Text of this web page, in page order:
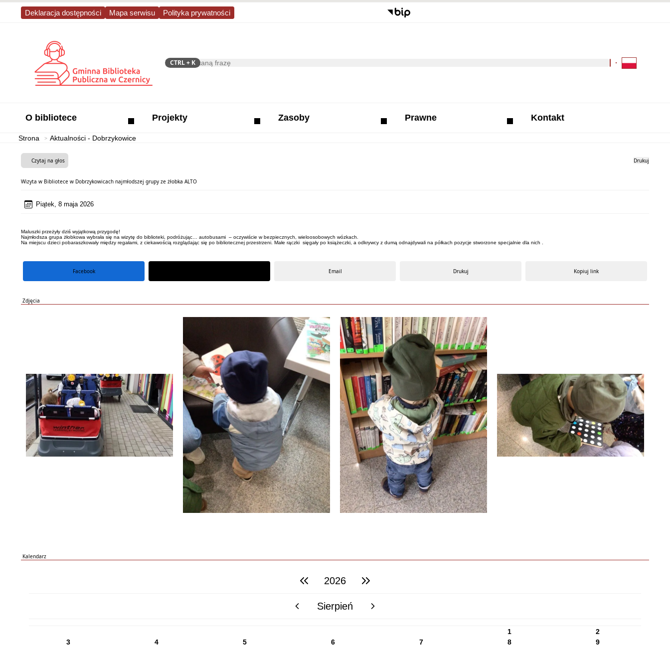
Deklaracja dostępności Mapa serwisu Polityka prywatności
Szukaj
CTRL+ K
Kliknij aby wyszukać za
O bibliotece Projekty Zasoby Prawne Kontakt
Strona Aktualności - Dobrzykowice
Czytaj na głos Drukuj
Wizyta w Bibliotece w Dobrzykowicach najmłodszej grupy ze żłobka ALTO
Piątek, 8 maja 2026
Maluszki przeżyły dziś wyjątkową przygodę!
Najmłodsza grupa żłobkowa wybrała się na wizytę do biblioteki, podróżując… autobusami – oczywiście w bezpiecznych, wieloosobowych wózkach.
Na miejscu dzieci pobaraszkowały między regałami, z ciekawością rozglądając się po bibliotecznej przestrzeni. Małe rączki sięgały po książeczki, a odkrywcy z dumą odnajdywali na półkach pozycje stworzone specjalnie dla nich .
Facebook Email Drukuj Kopiuj link
Zdjęcia
Kalendarz
poprzedni rok2026 następny rok
poprzedni miesiącSierpień następny miesiąc
1
2
3
4 5 6 7 8 9